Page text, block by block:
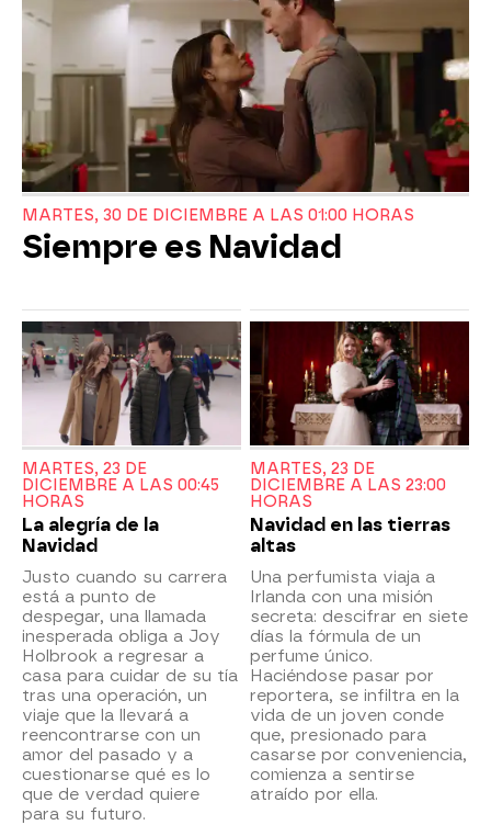
MARTES, 30 DE DICIEMBRE A LAS 01:00 HORAS
Siempre es Navidad
MARTES, 23 DE
DICIEMBRE A LAS 00:45
HORAS
La alegría de la
Navidad
Justo cuando su carrera
está a punto de
despegar, una llamada
inesperada obliga a Joy
Holbrook a regresar a
casa para cuidar de su tía
tras una operación, un
viaje que la llevará a
reencontrarse con un
amor del pasado y a
cuestionarse qué es lo
que de verdad quiere
para su futuro.
MARTES, 23 DE
DICIEMBRE A LAS 23:00
HORAS
Navidad en las tierras
altas
Una perfumista viaja a
Irlanda con una misión
secreta: descifrar en siete
días la fórmula de un
perfume único.
Haciéndose pasar por
reportera, se infiltra en la
vida de un joven conde
que, presionado para
casarse por conveniencia,
comienza a sentirse
atraído por ella.